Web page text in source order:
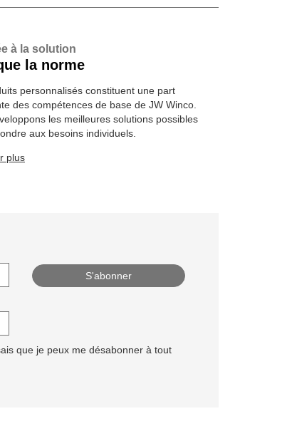
à la solution
la norme
personnalisés constituent une part
des compétences de base de JW Winco.
les meilleures solutions possibles
aux besoins individuels.
plus
que je peux me désabonner à tout